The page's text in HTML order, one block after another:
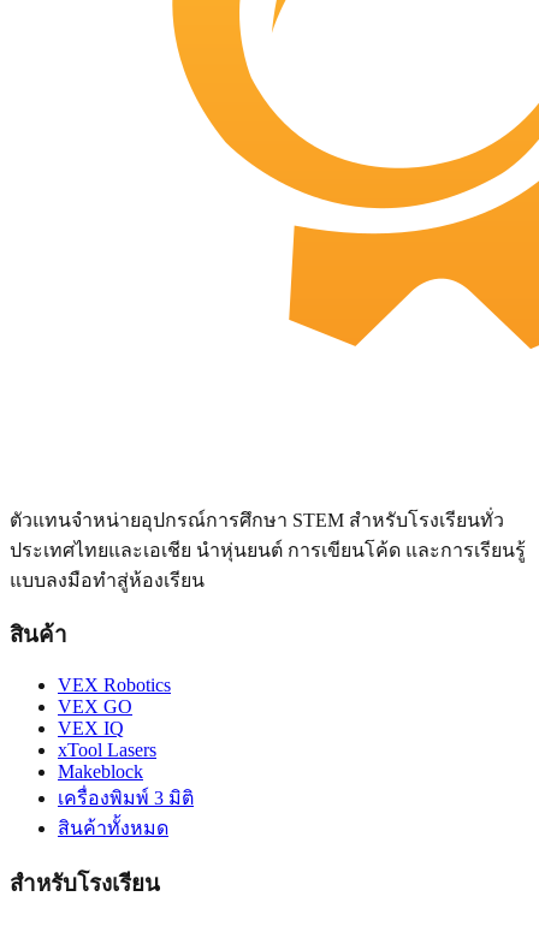
ตัวแทนจำหน่ายอุปกรณ์การศึกษา STEM สำหรับโรงเรียนทั่ว
ประเทศไทยและเอเชีย นำหุ่นยนต์ การเขียนโค้ด และการเรียนรู้
แบบลงมือทำสู่ห้องเรียน
สินค้า
VEX Robotics
VEX GO
VEX IQ
xTool Lasers
Makeblock
เครื่องพิมพ์ 3 มิติ
สินค้าทั้งหมด
สำหรับโรงเรียน